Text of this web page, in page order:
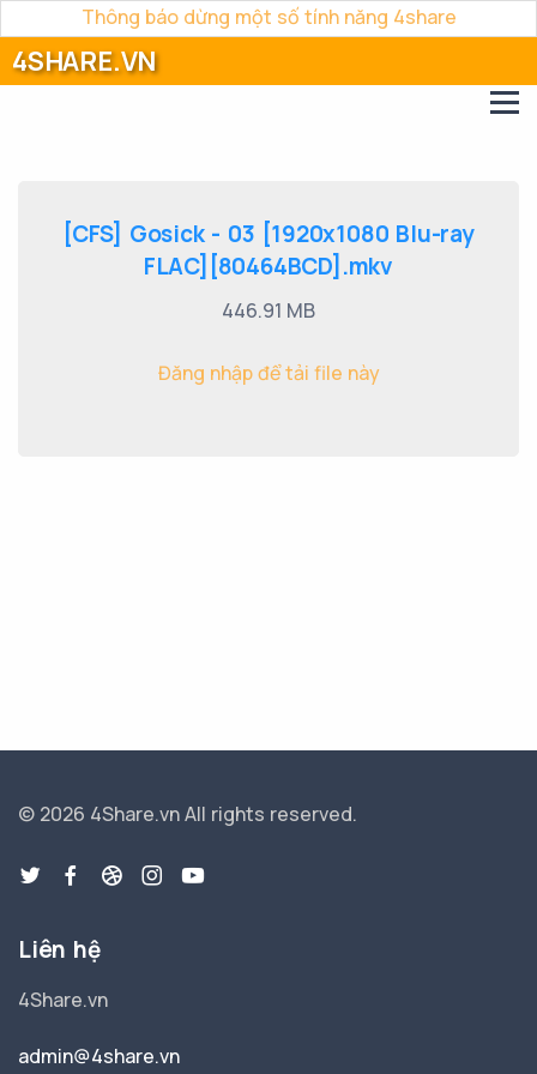
Thông báo dừng một số tính năng 4share
4SHARE.VN
[CFS] Gosick - 03 [1920x1080 Blu-ray
FLAC][80464BCD].mkv
446.91 MB
Đăng nhập để tải file này
© 2026 4Share.vnAll rights reserved.
Liên hệ
4Share.vn
admin@4share.vn